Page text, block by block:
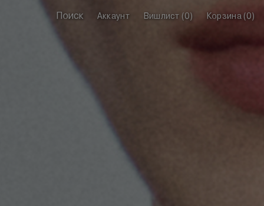
Поиск Аккаунт Вишлист (0) Корзина (0)